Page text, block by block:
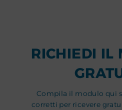
RICHIEDI IL
Compila il modulo qui
corretti per ricevere